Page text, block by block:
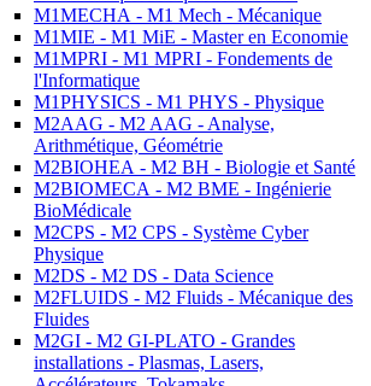
M1MECHA - M1 Mech - Mécanique
M1MIE - M1 MiE - Master en Economie
M1MPRI - M1 MPRI - Fondements de
l'Informatique
M1PHYSICS - M1 PHYS - Physique
M2AAG - M2 AAG - Analyse,
Arithmétique, Géométrie
M2BIOHEA - M2 BH - Biologie et Santé
M2BIOMECA - M2 BME - Ingénierie
BioMédicale
M2CPS - M2 CPS - Système Cyber
Physique
M2DS - M2 DS - Data Science
M2FLUIDS - M2 Fluids - Mécanique des
Fluides
M2GI - M2 GI-PLATO - Grandes
installations - Plasmas, Lasers,